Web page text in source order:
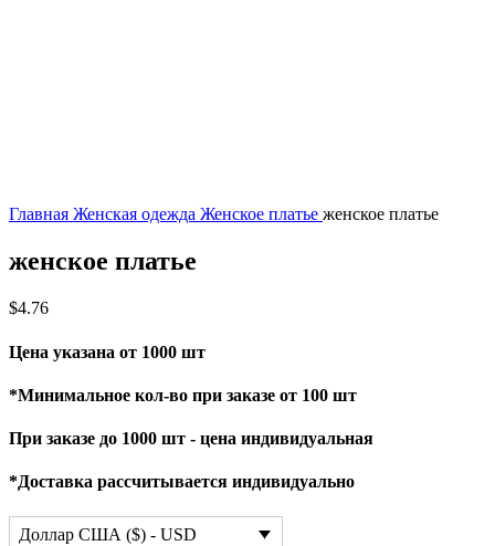
Главная Женская одежда Женское платье женское платье
женское платье
$4.76
Цена указана от 1000 шт
*Минимальное кол-во при заказе от 100 шт
При заказе до 1000 шт - цена индивидуальная
*Доставка рассчитывается индивидуально
Доллар США ($) - USD